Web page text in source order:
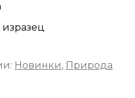
изразец
Новинки, Природа